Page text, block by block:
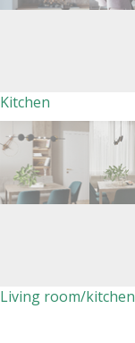
Kitchen
Living room/kitchen